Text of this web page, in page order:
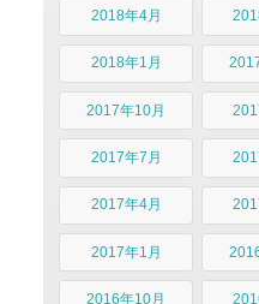
2018年4月
2018年1月
2017年10月
2017年7月
2017年4月
2017年1月
2016年10月